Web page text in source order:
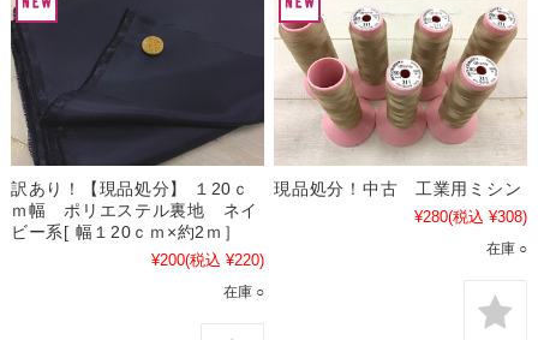
訳あり！【現品処分】 １20ｃ
ｍ幅 ポリエステル裏地 ネイ
ビー系[ 幅１20ｃｍ×約2ｍ］
¥200(税込 ¥220)
在庫 ○
現品処分！中古 工業用ミシン
¥280(税込 ¥308)
在庫 ○